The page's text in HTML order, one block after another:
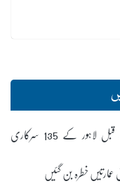
مون سون سے قبل لاہور کے 135 سرکاری
خطرہ بن گئیں